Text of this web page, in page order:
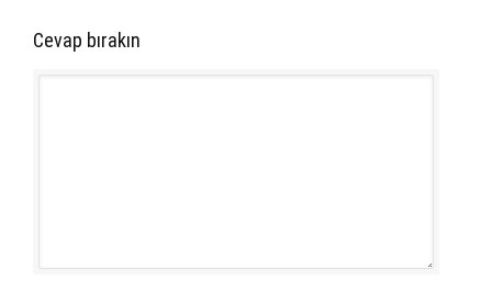
Cevap bırakın